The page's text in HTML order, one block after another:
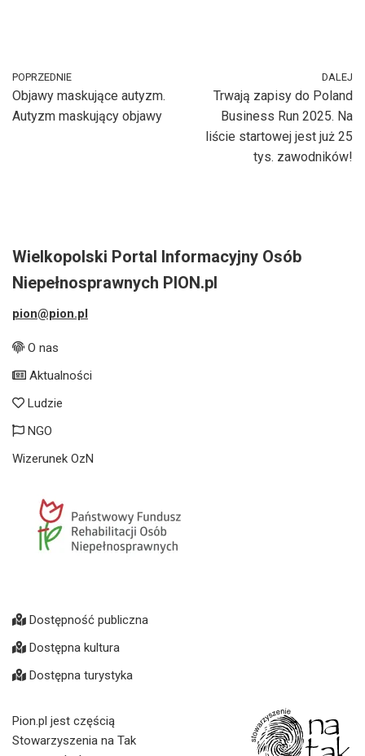
POPRZEDNIE
Objawy maskujące autyzm.
Autyzm maskujący objawy
DALEJ
Trwają zapisy do Poland
Business Run 2025. Na
liście startowej jest już 25
tys. zawodników!
Wielkopolski Portal Informacyjny Osób
Niepełnosprawnych PION.pl
pion@pion.pl
O nas
Aktualności
Ludzie
NGO
Wizerunek OzN
Dostępność publiczna
Dostępna kultura
Dostępna turystyka
Pion.pl jest częścią
Stowarzyszenia na Tak